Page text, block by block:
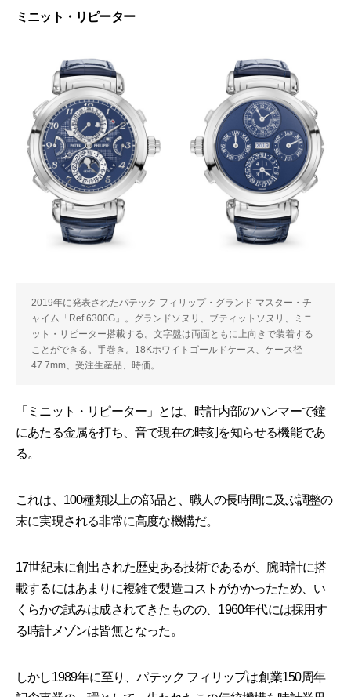
ミニット・リピーター
2019年に発表されたパテック フィリップ・グランド マスター・チ
ャイム「Ref.6300G」。グランドソヌリ、ブティットソヌリ、ミニ
ット・リピーター搭載する。文字盤は両面ともに上向きで装着する
ことができる。手巻き。18Kホワイトゴールドケース、ケース径
47.7mm、受注生産品、時価。
「ミニット・リピーター」とは、時計内部のハンマーで鐘
にあたる金属を打ち、音で現在の時刻を知らせる機能であ
る。
これは、100種類以上の部品と、職人の長時間に及ぶ調整の
末に実現される非常に高度な機構だ。
17世紀末に創出された歴史ある技術であるが、腕時計に搭
載するにはあまりに複雑で製造コストがかかったため、い
くらかの試みは成されてきたものの、1960年代には採用す
る時計メゾンは皆無となった。
しかし1989年に至り、パテック フィリップは創業150周年